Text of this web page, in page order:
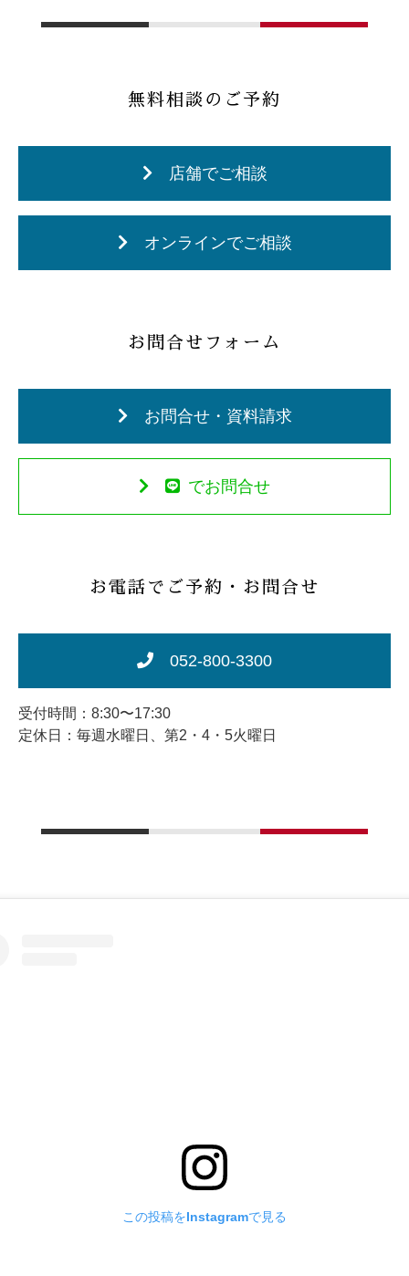
無料相談のご予約
店舗でご相談
オンラインでご相談
お問合せフォーム
お問合せ・資料請求
でお問合せ
お電話でご予約・お問合せ
052-800-3300
受付時間：8:30〜17:30
定休日：毎週水曜日、第2・4・5火曜日
この投稿をInstagramで見る